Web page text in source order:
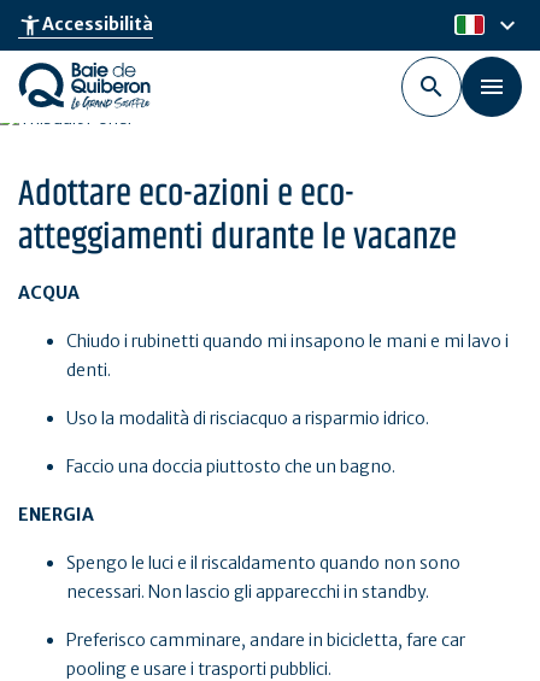
Skip
main
content
accessibility_newAccessibilità it
keyboard_arrow_down
Adottare eco-azioni e eco-
atteggiamenti durante le vacanze
ACQUA
Chiudo i rubinetti quando mi insapono le mani e mi lavo i
denti.
Uso la modalità di risciacquo a risparmio idrico.
Faccio una doccia piuttosto che un bagno.
ENERGIA
Spengo le luci e il riscaldamento quando non sono
necessari. Non lascio gli apparecchi in standby.
Preferisco camminare, andare in bicicletta, fare car
pooling e usare i trasporti pubblici.